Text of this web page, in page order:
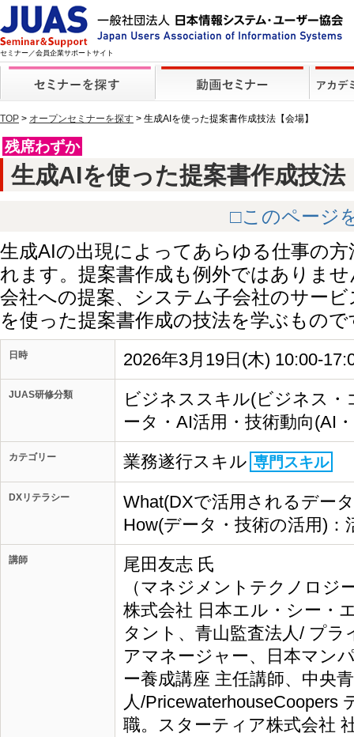
セミナー／会員企業サポートサイト
TOP > オープンセミナーを探す > 生成AIを使った提案書作成技法【会場】
残席わずか
生成AIを使った提案書作成技
□このページ
生成AIの出現によってあらゆる仕事の
れます。提案書作成も例外ではありま
会社への提案、システム子会社のサー
を使った提案書作成の技法を学ぶもので
日時 2026年3月19日(木) 10:00-
JUAS研修分類
ビジネススキル(ビジネス
ータ・AI活用・技術動向(AI
カテゴリー 業務遂行スキル 専門スキル
DXリテラシー
What(DXで活用されるデ
How(データ・技術の活用)：
講師
尾田友志 氏
（マネジメントテクノロ
株式会社 日本エル・シー
タント、青山監査法人/ プ
アマネージャー、日本マン
ー養成講座 主任講師、中央
人/PricewaterhouseCoopers
職。スターティア株式会社